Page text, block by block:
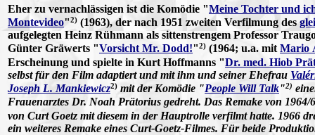
Eher zu vernachlässigen ist die Komödie "Meine Tochter und
Montevideo"2) (1963), der nach 1951 zweiten Verfilmung des
aufgelegten Heinz Rühmann als sittenstrengem Professor
Günter Gräwerts "Vorsicht Mr. Dodd!"2) (1964; u.a. mitMario
Erscheinung und spielte in Kurt Hoffmanns "Dr. med. Hiob
selbst für den Film adaptiert und mit ihm und seiner Ehefrau
Joseph L. Mankiewicz2) mit der Komödie "People Will Talk"2)
Frauenarztes Dr. Noah Prätorius gedreht. Das Remake von 1964/
von Curt Goetz mit diesem in der Hauptrolle verfilmt hatte. 1966
ein weiteres Remake eines Curt-Goetz-Filmes. Für beide